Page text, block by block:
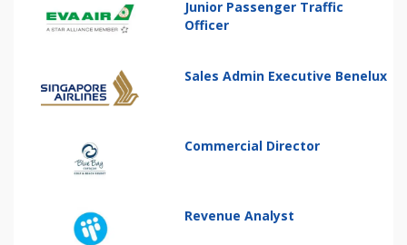
Junior Passenger Traffic
Officer
Sales Admin Executive Benelux
Commercial Director
Revenue Analyst